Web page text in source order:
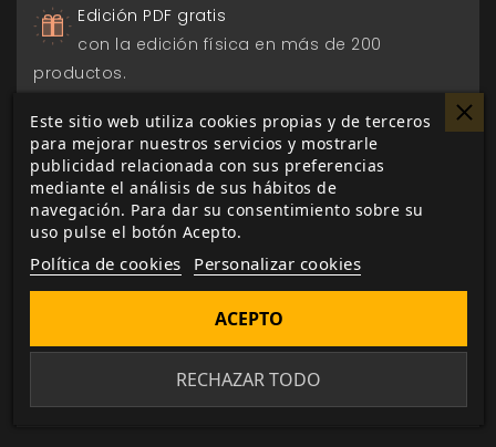
Edición PDF gratis
con la edición física en más de 200
productos.
Pago seguro
a través de Paypal, transferencia o tarjeta de
crédito.
para envios nacionales.
Biblioteca digital
actualizada con todos los juego canjeados
Este sitio web utiliza cookies propias y de terceros
para mejorar nuestros servicios y mostrarle
publicidad relacionada con sus preferencias
mediante el análisis de sus hábitos de
navegación. Para dar su consentimiento sobre su
uso pulse el botón Acepto.
Política de cookies Personalizar cookies
RECHAZAR TODO
ACEPTO